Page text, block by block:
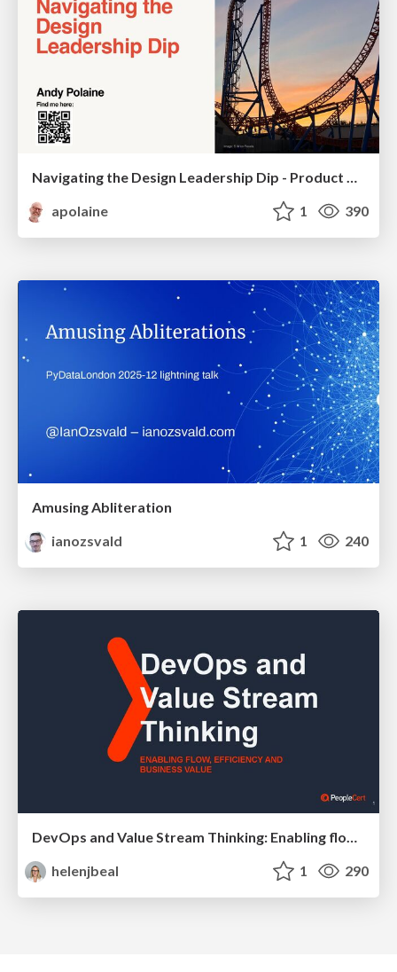
apolaine
1 390
Amusing Abliteration
ianozsvald
1 240
DevOps and Value Stream Thinking: Enabling flow, efficiency and business value
helenjbeal
1 290